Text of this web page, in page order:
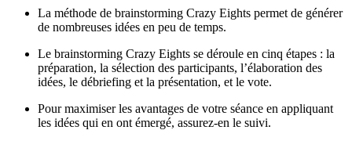
La méthode de brainstorming Crazy Eights permet de générer
de nombreuses idées en peu de temps.
Le brainstorming Crazy Eights se déroule en cinq étapes : la
préparation, la sélection des participants, l’élaboration des
idées, le débriefing et la présentation, et le vote.
Pour maximiser les avantages de votre séance en appliquant
les idées qui en ont émergé, assurez-en le suivi.